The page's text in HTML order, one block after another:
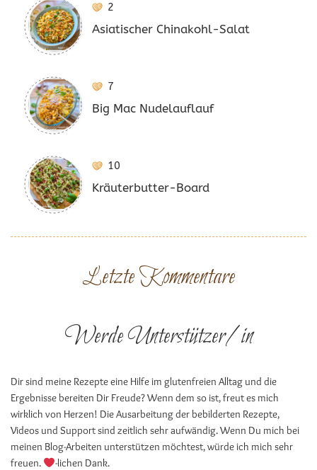
2
Asiatischer Chinakohl-Salat
7
Big Mac Nudelauflauf
10
Kräuterbutter-Board
Letzte Kommentare
Werde Unterstützer/in
Dir sind meine Rezepte eine Hilfe im glutenfreien Alltag und die
Ergebnisse bereiten Dir Freude? Wenn dem so ist, freut es mich
wirklich von Herzen! Die Ausarbeitung der bebilderten Rezepte,
Videos und Support sind zeitlich sehr aufwändig. Wenn Du mich bei
meinen Blog-Arbeiten unterstützen möchtest, würde ich mich sehr
freuen.
-lichen Dank.